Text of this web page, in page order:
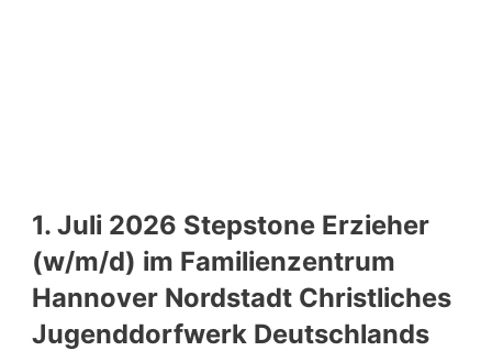
1. Juli 2026 Stepstone Erzieher
(w/m/d) im Familienzentrum
Hannover Nordstadt Christliches
Jugenddorfwerk Deutschlands